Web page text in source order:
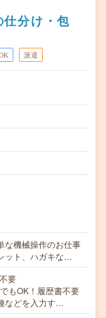
仕分け・包
派遣
な機械操作のお仕事
ット、ハガキな…
要
もOK！履歴書不要
などを入力す…